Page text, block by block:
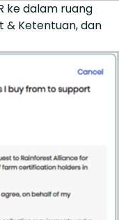
ke dalam ruang
& Ketentuan, dan